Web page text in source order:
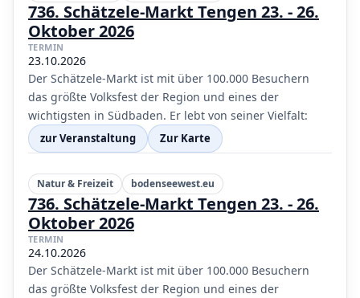
736. Schätzele-Markt Tengen 23. - 26.
Oktober 2026
TERMIN
23.10.2026
Der Schätzele-Markt ist mit über 100.000 Besuchern
das größte Volksfest der Region und eines der
wichtigsten in Südbaden. Er lebt von seiner Vielfalt:
zur Veranstaltung Zur Karte
Natur & Freizeit bodenseewest.eu
736. Schätzele-Markt Tengen 23. - 26.
Oktober 2026
TERMIN
24.10.2026
Der Schätzele-Markt ist mit über 100.000 Besuchern
das größte Volksfest der Region und eines der